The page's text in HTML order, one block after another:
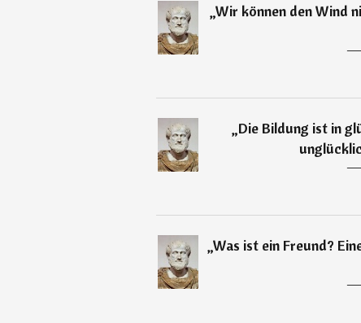
„Wir können den Wind
―
„Die Bildung ist in
―
„Was ist ein Freund?
―